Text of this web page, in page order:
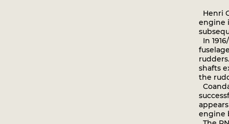
Henri
engine
In
shafts
the
engine